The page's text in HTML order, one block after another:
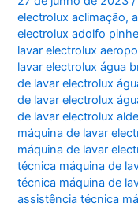
electrolux aclimação,
electrolux adolfo
lavar electrolux
lavar electrolux água
de lavar electrolux
de lavar electrolux
de lavar electrolux
máquina de lavar
máquina de lavar
técnica máquina de
técnica máquina de
assistência técnica